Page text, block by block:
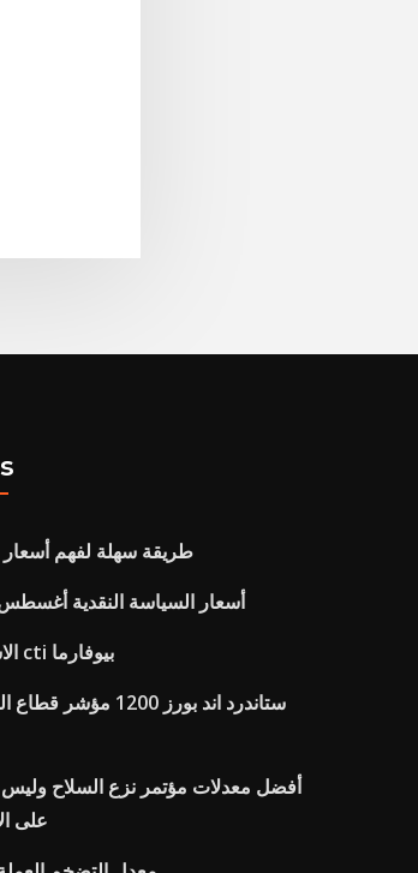
طريقة سهلة لفهم أسعار
أسعار السياسة النقدية أغسطس
الاستثمار cti بيوفارما
ستاندرد اند بورز 1200
أفضل معدلات مؤتمر نزع السلاح وليس
على